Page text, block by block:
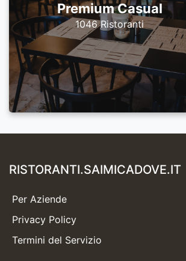
Premium Casual
1046 Ristoranti
RISTORANTI.SAIMICADOVE.IT
Per Aziende
Privacy Policy
Termini del Servizio